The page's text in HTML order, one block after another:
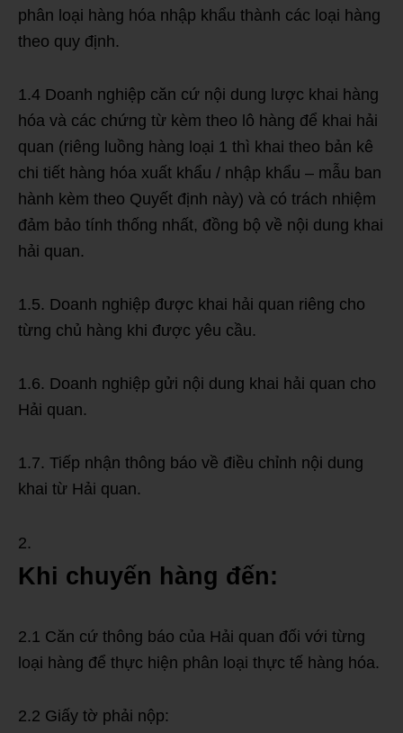
phân loại hàng hóa nhập khẩu thành các loại hàng
theo quy định.
1.4 Doanh nghiệp căn cứ nội dung lược khai hàng
hóa và các chứng từ kèm theo lô hàng để khai hải
quan (riêng luồng hàng loại 1 thì khai theo bản kê
chi tiết hàng hóa xuất khẩu / nhập khẩu – mẫu ban
hành kèm theo Quyết định này) và có trách nhiệm
đảm bảo tính thống nhất, đồng bộ về nội dung khai
hải quan.
1.5. Doanh nghiệp được khai hải quan riêng cho
từng chủ hàng khi được yêu cầu.
1.6. Doanh nghiệp gửi nội dung khai hải quan cho
Hải quan.
1.7. Tiếp nhận thông báo về điều chỉnh nội dung
khai từ Hải quan.
Khi chuyến hàng đến:
2.1 Căn cứ thông báo của Hải quan đối với từng
loại hàng để thực hiện phân loại thực tế hàng hóa.
2.2 Giấy tờ phải nộp: